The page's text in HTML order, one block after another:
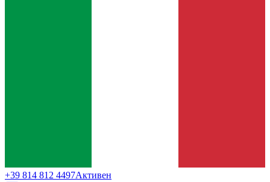
+39 814 812 4497Активен